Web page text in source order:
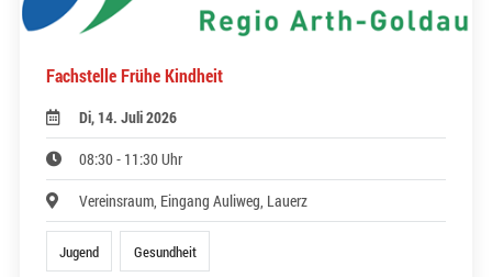
Fachstelle Frühe Kindheit
Di, 14. Juli 2026
08:30 - 11:30 Uhr
Vereinsraum, Eingang Auliweg, Lauerz
Jugend Gesundheit